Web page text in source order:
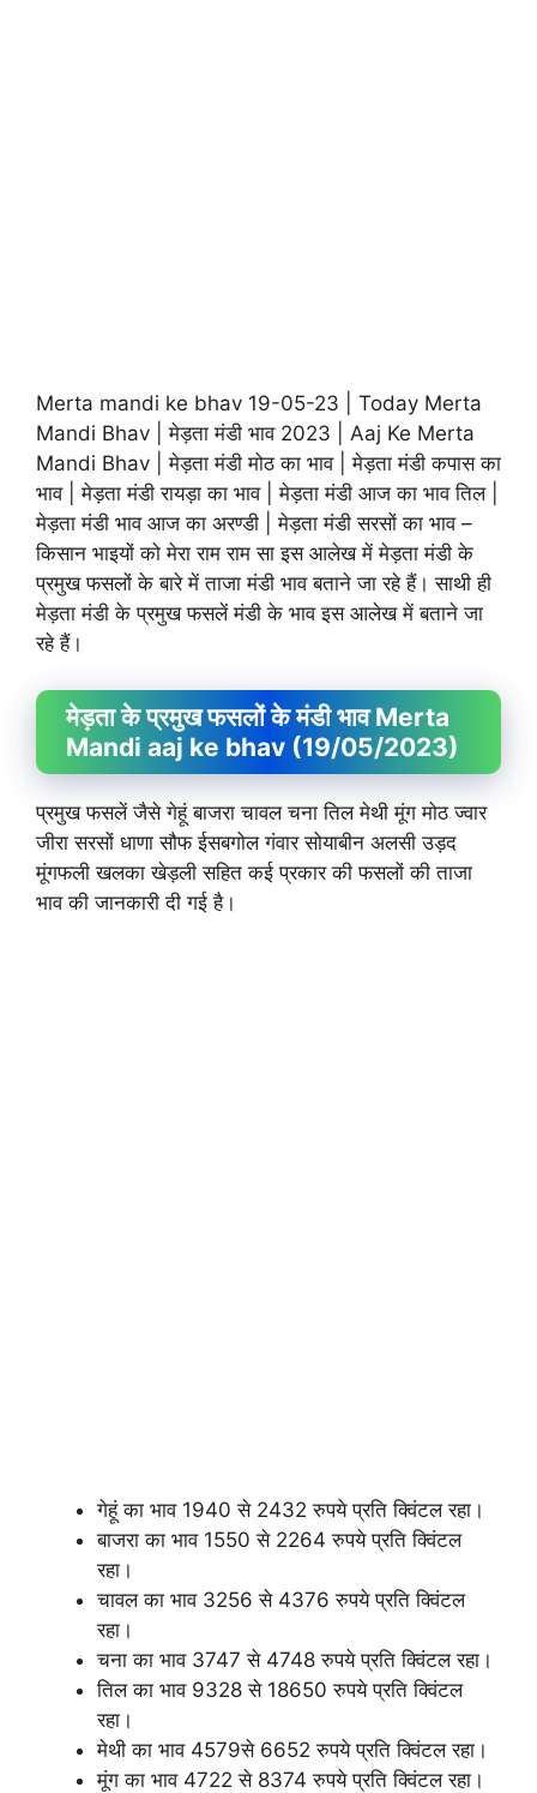
Merta mandi ke bhav 19-05-23 | Today Merta
Mandi Bhav | मेड़ता मंडी भाव 2023 | Aaj Ke Merta
Mandi Bhav | मेड़ता मंडी मोठ का भाव | मेड़ता मंडी कपास का
भाव | मेड़ता मंडी रायड़ा का भाव | मेड़ता मंडी आज का भाव तिल |
मेड़ता मंडी भाव आज का अरण्डी | मेड़ता मंडी सरसों का भाव –
किसान भाइयों को मेरा राम राम सा इस आलेख में मेड़ता मंडी के
प्रमुख फसलों के बारे में ताजा मंडी भाव बताने जा रहे हैं। साथी ही
मेड़ता मंडी के प्रमुख फसलें मंडी के भाव इस आलेख में बताने जा
रहे हैं।
मेड़ता के प्रमुख फसलों के मंडी भाव Merta
Mandi aaj ke bhav (19/05/2023)
प्रमुख फसलें जैसे गेहूं बाजरा चावल चना तिल मेथी मूंग मोठ ज्वार
जीरा सरसों धाणा सौफ ईसबगोल गंवार सोयाबीन अलसी उड़द
मूंगफली खलका खेड़ली सहित कई प्रकार की फसलों की ताजा
भाव की जानकारी दी गई है।
गेहूं का भाव 1940 से 2432 रुपये प्रति क्विंटल रहा।
बाजरा का भाव 1550 से 2264 रुपये प्रति क्विंटल
रहा।
चावल का भाव 3256 से 4376 रुपये प्रति क्विंटल
रहा।
चना का भाव 3747 से 4748 रुपये प्रति क्विंटल रहा।
तिल का भाव 9328 से 18650 रुपये प्रति क्विंटल
रहा।
मेथी का भाव 4579से 6652 रुपये प्रति क्विंटल रहा।
मूंग का भाव 4722 से 8374 रुपये प्रति क्विंटल रहा।